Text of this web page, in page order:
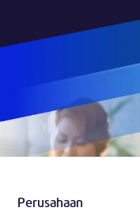
Perusahaan